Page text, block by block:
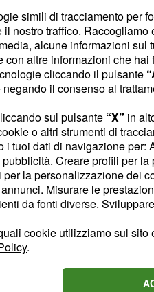
un grande trampolino di
sono infatti
che si stanno
a sè,
sorprese
simili di tracciamento per
nostro traffico.
alcune informazioni sul
con altre informazioni che
cliccando il pulsante
il consenso al
sul pulsante “X” in
o altri strumenti di
i tuoi dati di navigazione
Creare profili per
la personalizzazione dei
Misurare le
da fonti diverse.
cookie utilizziamo sul
.